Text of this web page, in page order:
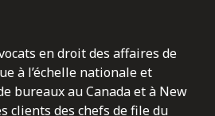
en droit des affaires de
à l’échelle nationale et
bureaux au Canada et à New
clients des chefs de file du